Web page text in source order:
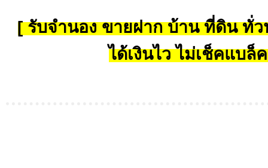
[ รับจำนอง ขายฝาก บ้าน ที่ดิน ทั่ว
ได้เงินไว ไม่เช็คแบล็